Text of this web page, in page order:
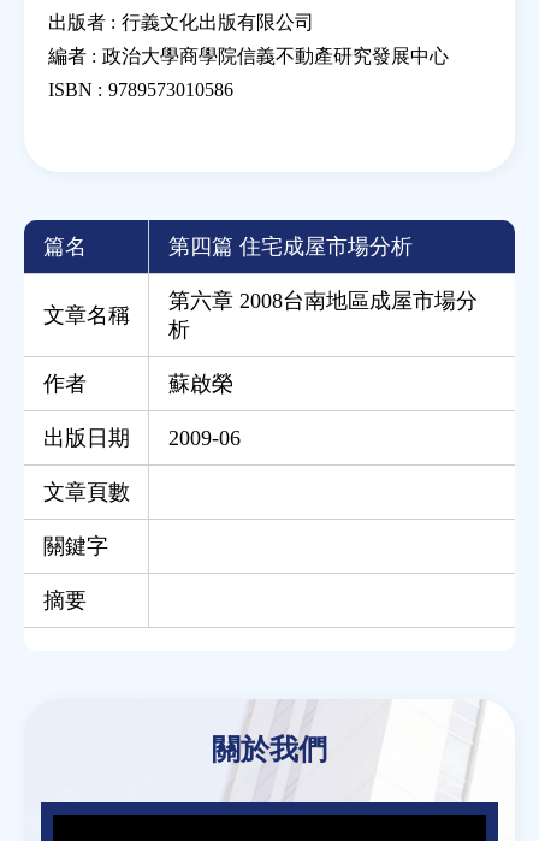
出版者 : 行義文化出版有限公司
編者 : 政治大學商學院信義不動產研究發展中心
ISBN : 9789573010586
篇名 第四篇 住宅成屋市場分析
文章名稱
第六章 2008台南地區成屋市場分
析
作者 蘇啟榮
出版日期 2009-06
文章頁數
關鍵字
摘要
關於我們